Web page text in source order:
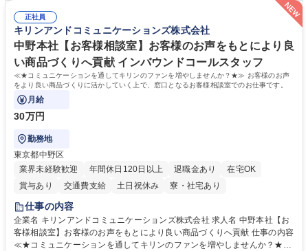
★メンバーがマンツーマンで丁寧に教えるため、ご経験が浅くても安心！
幅広く経験を積みたい意欲がある方に最適な環境です。 募集職種 【総
務・人事】未経験歓迎/日立グループ/組織運営を支えるゼネラリストを目
指す
マネジメント職として活躍したい 【尚可】■人事、労務、採用、教育業務
のご経験 ■労務管理（給与計算・社会保険手続き・勤怠管理など）の経験
■衛生管理者の資格をお持ちの方 学歴・資格 学歴：大学院 大学 高専 短大
専修学校 高校 語学力： 資格：
正社員
キリンアンドコミュニケーションズ株式会社
中野本社【お客様相談室】お客様のお声をもとにより良
い商品づくりへ貢献 インバウンドコールスタッフ
≪★コミュニケーションを通してキリンのファンを増やしませんか？★≫ お客様のお声
をより良い商品づくりに活かしていく上で、窓口となるお客様相談室でのお仕事です。
月給
30万円
勤務地
東京都中野区
業界未経験歓迎
年間休日120日以上 退職金あり
在宅OK
賞与あり
交通費支給 土日祝休み 寮・社宅あり
仕事の内容
企業名 キリンアンドコミュニケーションズ株式会社 求人名 中野本社【お
客様相談室】お客様のお声をもとにより良い商品づくりへ貢献 仕事の内容
≪★コミュニケーションを通してキリンのファンを増やしませんか？★≫